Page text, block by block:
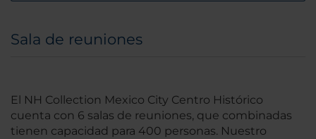
Sala de reuniones
El NH Collection Mexico City Centro Histórico
cuenta con 6 salas de reuniones, que combinadas
tienen capacidad para 400 personas. Nuestro